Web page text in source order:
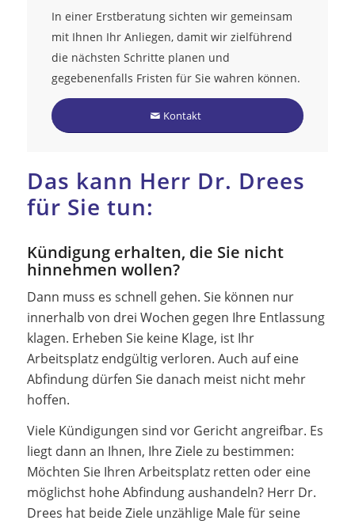
In einer Erstberatung sichten wir gemeinsam
mit Ihnen Ihr Anliegen, damit wir zielführend
die nächsten Schritte planen und
gegebenenfalls Fristen für Sie wahren können.
Kontakt
Das kann Herr Dr. Drees
für Sie tun:
Kündigung erhalten, die Sie nicht
hinnehmen wollen?
Dann muss es schnell gehen. Sie können nur
innerhalb von drei Wochen gegen Ihre Entlassung
klagen. Erheben Sie keine Klage, ist Ihr
Arbeitsplatz endgültig verloren. Auch auf eine
Abfindung dürfen Sie danach meist nicht mehr
hoffen.
Viele Kündigungen sind vor Gericht angreifbar. Es
liegt dann an Ihnen, Ihre Ziele zu bestimmen:
Möchten Sie Ihren Arbeitsplatz retten oder eine
möglichst hohe Abfindung aushandeln? Herr Dr.
Drees hat beide Ziele unzählige Male für seine